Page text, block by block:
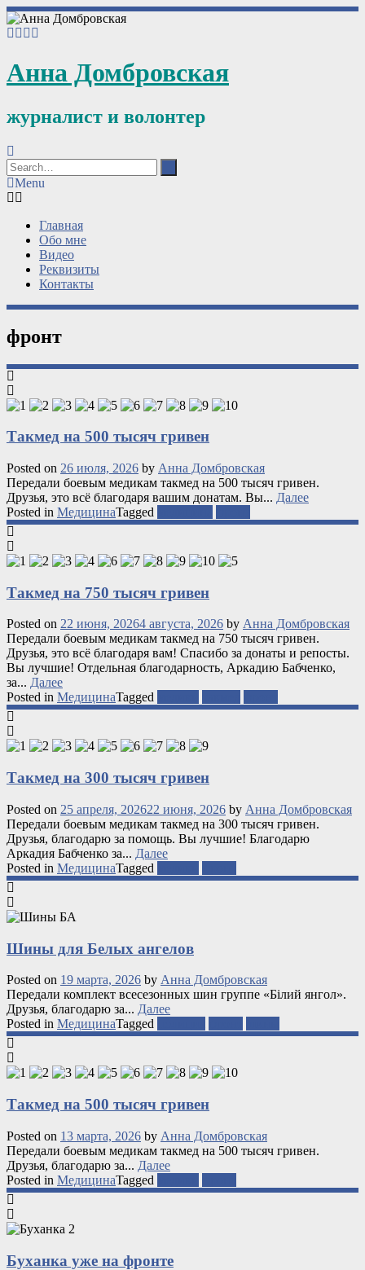
Анна Домбровская
журналист и волонтер
Menu
Главная
Обо мне
Видео
Реквизиты
Контакты
фронт
Такмед на 500 тысяч гривен
Posted on 26 июля, 2026 by Анна Домбровская
Передали боевым медикам такмед на 500 тысяч гривен.
Друзья, это всё благодаря вашим донатам. Вы... Далее
Posted in МедицинаTagged
Такмед на 750 тысяч гривен
Posted on 22 июня, 20264 августа, 2026 by Анна Домбровская
Передали боевым медикам такмед на 750 тысяч гривен.
Друзья, это всё благодаря вам! Спасибо за донаты и репосты.
Вы лучшие! Отдельная благодарность, Аркадию Бабченко,
за... Далее
Posted in МедицинаTagged
Такмед на 300 тысяч гривен
Posted on 25 апреля, 202622 июня, 2026 by Анна Домбровская
Передали боевым медикам такмед на 300 тысяч гривен.
Друзья, благодарю за помощь. Вы лучшие! Благодарю
Аркадия Бабченко за... Далее
Posted in МедицинаTagged
Шины для Белых ангелов
Posted on 19 марта, 2026 by Анна Домбровская
Передали комплект всесезонных шин группе «Білий янгол».
Друзья, благодарю за... Далее
Posted in МедицинаTagged
Такмед на 500 тысяч гривен
Posted on 13 марта, 2026 by Анна Домбровская
Передали боевым медикам такмед на 500 тысяч гривен.
Друзья, благодарю за... Далее
Posted in МедицинаTagged
Буханка уже на фронте